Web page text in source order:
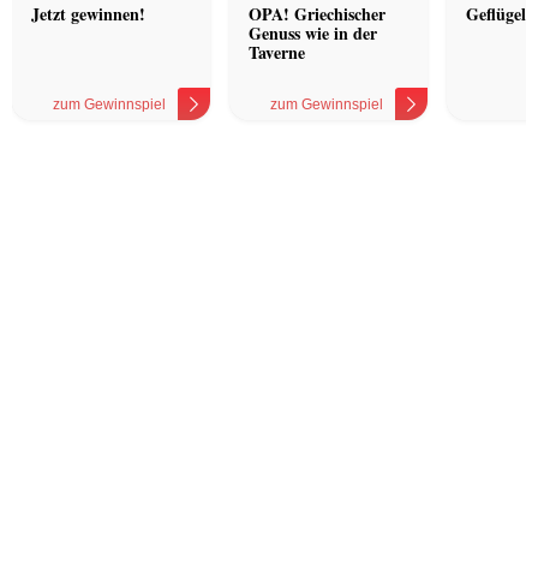
Hotel
Jetzt gewinnen!
zum Gewinnspiel
OPA! Griechischer
Genuss wie in der
Taverne
zum Gewinnspiel
Geflügel